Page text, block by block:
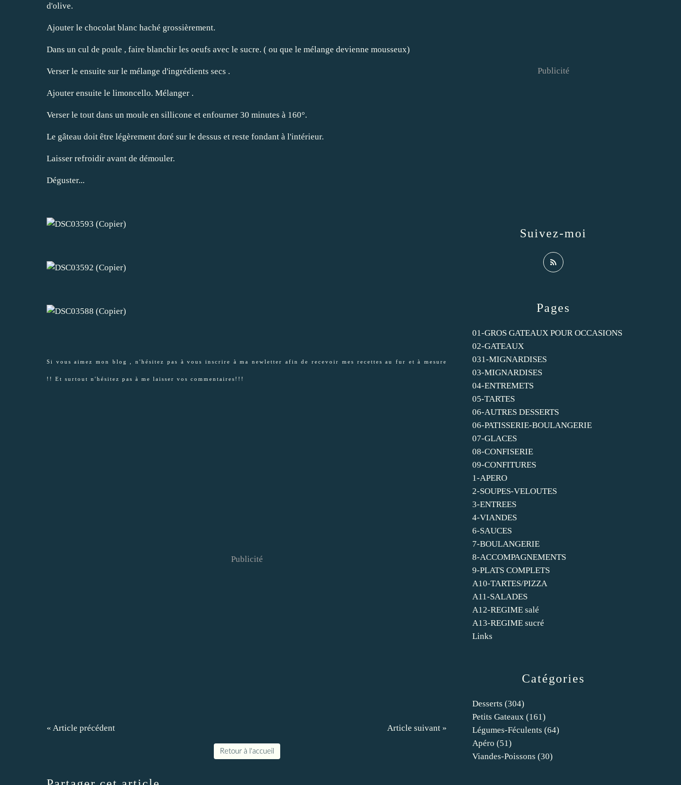
d'olive.
Ajouter le chocolat blanc haché grossièrement.
Dans un cul de poule , faire blanchir les oeufs avec le sucre. ( ou que le mélange devienne mousseux)
Verser le ensuite sur le mélange d'ingrédients secs .
Ajouter ensuite le limoncello. Mélanger .
Verser le tout dans un moule en sillicone et enfourner 30 minutes à 160°.
Le gâteau doit être légèrement doré sur le dessus et reste fondant à l'intérieur.
Laisser refroidir avant de démouler.
Déguster...
Si vous aimez mon blog , n'hésitez pas à vous inscrire à ma newletter afin de recevoir mes recettes au fur et à mesure
!! Et surtout n'hésitez pas à me laisser vos commentaires!!!
Publicité
« Article précédent Article suivant »
Retour à l'accueil
Catégories
Desserts (304)
Petits Gateaux (161)
Légumes-Féculents (64)
Apéro (51)
Viandes-Poissons (30)
Pages
01-GROS GATEAUX POUR OCCASIONS
02-GATEAUX
031-MIGNARDISES
03-MIGNARDISES
04-ENTREMETS
05-TARTES
06-AUTRES DESSERTS
06-PATISSERIE-BOULANGERIE
07-GLACES
08-CONFISERIE
09-CONFITURES
1-APERO
2-SOUPES-VELOUTES
3-ENTREES
4-VIANDES
6-SAUCES
7-BOULANGERIE
8-ACCOMPAGNEMENTS
9-PLATS COMPLETS
A10-TARTES/PIZZA
A11-SALADES
A12-REGIME salé
A13-REGIME sucré
Links
Suivez-moi
Publicité